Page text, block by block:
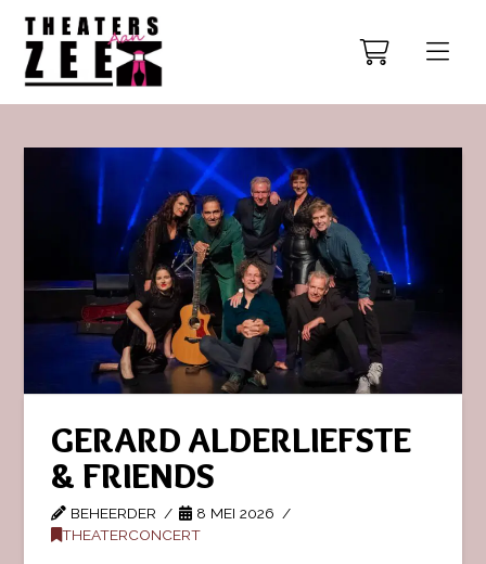
GERARD ALDERLIEFSTE
& FRIENDS
BEHEERDER
8 MEI 2026
THEATERCONCERT